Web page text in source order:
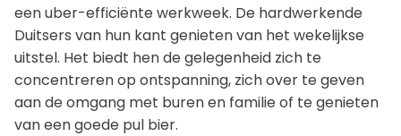
een uber-efficiënte werkweek. De hardwerkende
Duitsers van hun kant genieten van het wekelijkse
uitstel. Het biedt hen de gelegenheid zich te
concentreren op ontspanning, zich over te geven
aan de omgang met buren en familie of te genieten
van een goede pul bier.